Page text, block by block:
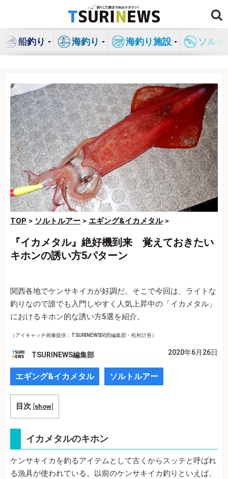
ン
船釣り 海釣り 海釣り施設 ソル
TOP > ソルトルアー > エギング&イカメタル>
『イカメタル』絶好機到来 覚えておきたい
キホンの誘い方5パターン
関西各地でケンサキイカが好調だ。そこで今回は、ライトな
釣りなので誰でも入門しやすく人気上昇中の「イカメタル」
におけるキホン的な誘い方5選を紹介。
（アイキャッチ画像提供：TSURINEWS関西編集部・松村計吾）
TSURINEWS編集部 2020年6月26日
エギング&イカメタル ソルトルアー
目次 [show]
イカメタルのキホン
ケンサキイカを釣るアイテムとして古くからスッテと呼ばれ
る漁具が使われている。以前のケンサキイカ釣りといえば、